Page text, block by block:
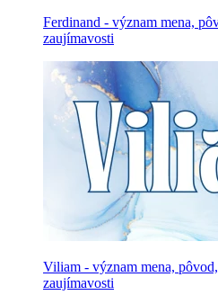
Ferdinand - význam mena,
zaujímavosti
Viliam - význam mena,
zaujímavosti